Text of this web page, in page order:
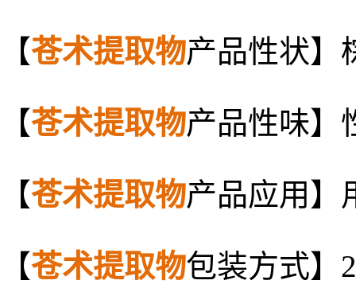
【苍术提取物产品性状】
【苍术提取物产品性味】
【苍术提取物产品应用
【苍术提取物包装方式】